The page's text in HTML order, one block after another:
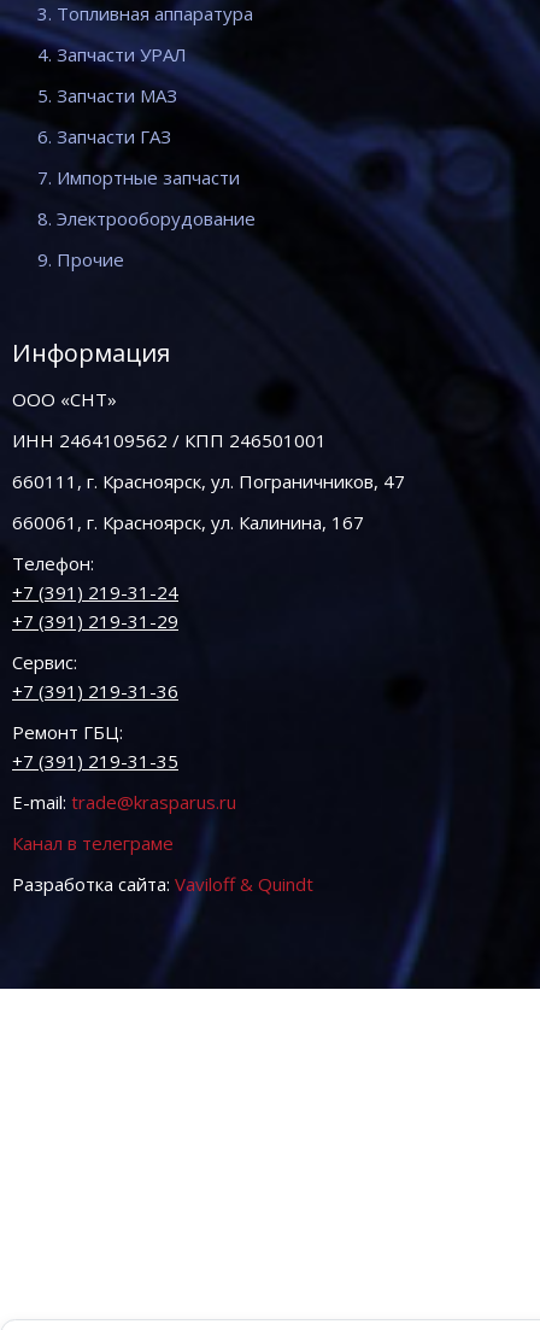
3. Топливная аппаратура
4. Запчасти УРАЛ
5. Запчасти МАЗ
6. Запчасти ГАЗ
7. Импортные запчасти
8. Электрооборудование
9. Прочие
Информация
ООО «СНТ»
ИНН 2464109562 / КПП 246501001
660111, г. Красноярск, ул. Пограничников, 47
660061, г. Красноярск, ул. Калинина, 167
Телефон:
+7 (391) 219-31-24
+7 (391) 219-31-29
Сервис:
+7 (391) 219-31-36
Ремонт ГБЦ:
+7 (391) 219-31-35
E-mail: trade@krasparus.ru
Канал в телеграме
Разработка сайта: Vaviloff & Quindt